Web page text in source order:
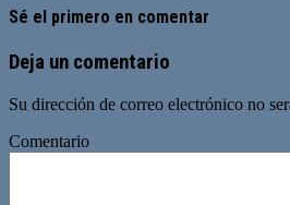
Sé el primero en comentar
Deja un comentario
Su dirección de correo electrónico no
Comentario